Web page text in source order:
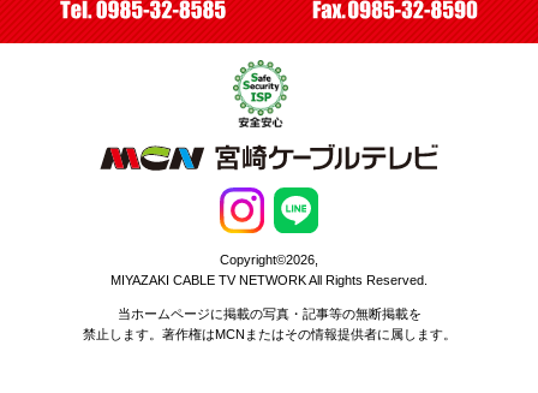
Copyright©2026,
MIYAZAKI CABLE TV NETWORK All Rights Reserved.
当ホームページに掲載の写真・記事等の無断掲載を
禁止します。著作権はMCNまたはその情報提供者に属します。